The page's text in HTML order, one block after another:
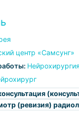
центр «Самсунг»
Нейрохирургия
(ревизия)